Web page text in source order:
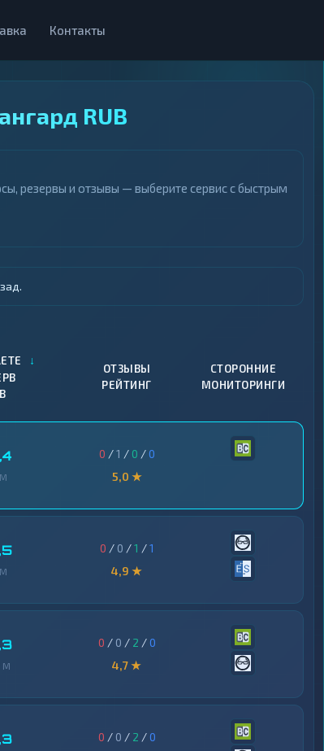
Контакты
RUB
резервы и отзывы — выберите сервис с быстрым
↓
ОТЗЫВЫ
РЕЙТИНГ
СТОРОННИЕ
МОНИТОРИНГИ
0 /1 / 0 /0
5,0 ★
0 / 0 /1 /1
4,9 ★
M
0 / 0 / 2 /0
4,7 ★
0 / 0 / 2 /0